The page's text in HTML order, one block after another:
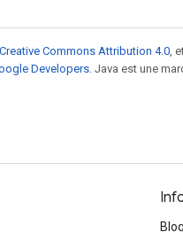
Creative Commons Attribution 4.0 ,
Developers . Java est une
Blog